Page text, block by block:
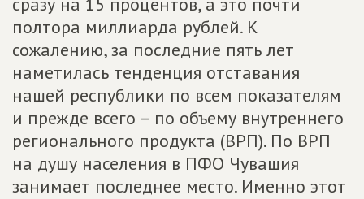
полтора миллиарда рублей. К
сожалению, за последние пять лет
наметилась тенденция отставания
нашей республики по всем показателям
и прежде всего – по объему внутреннего
регионального продукта (ВРП). По ВРП
на душу населения в ПФО Чувашия
занимает последнее место. Именно этот